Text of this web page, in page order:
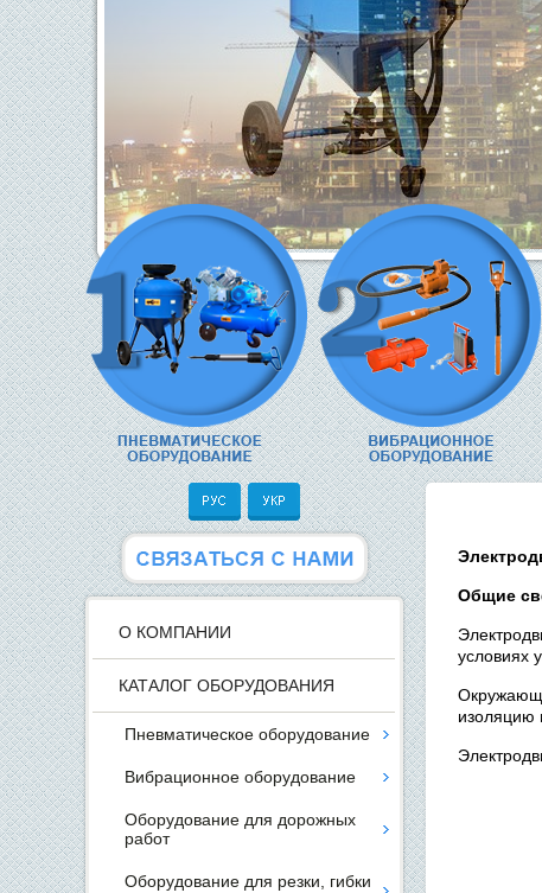
О КОМПАНИИ
КАТАЛОГ ОБОРУДОВАНИЯ
Пневматическое оборудование
Вибрационное оборудование
Оборудование для дорожных
работ
Оборудование для резки, гибки
Общие
условиях
изоляцию